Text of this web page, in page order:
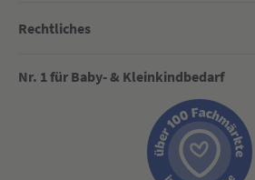
Rechtliches
Nr. 1 für Baby- & Kleinkindbedarf